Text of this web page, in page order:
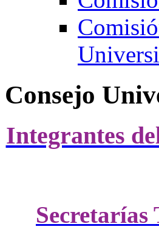
Consejo
Integrantes
Secretarías